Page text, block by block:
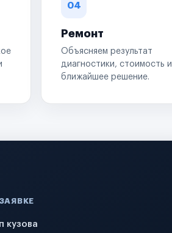
04
Ремонт
Объясняем результат
диагностики, стоимость и
ближайшее решение.
кузова